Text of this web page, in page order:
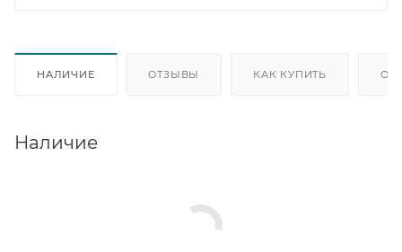
НАЛИЧИЕ ОТЗЫВЫ КАК КУПИТЬ
Наличие